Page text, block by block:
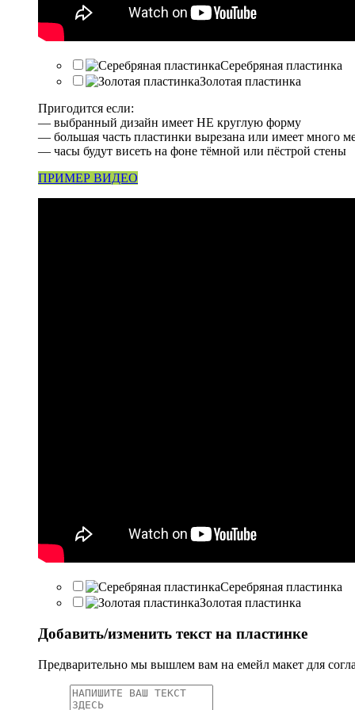
Серебряная пластинка
Золотая пластинка
Пригодится если:
— выбранный дизайн имеет НЕ круглую форму
— большая часть пластинки вырезана или имеет много
— часы будут висеть на фоне тёмной или пёстрой стены
ПРИМЕР ВИДЕО
Серебряная пластинка
Золотая пластинка
Добавить/изменить текст на пластинке
Предварительно мы вышлем вам на емейл макет для